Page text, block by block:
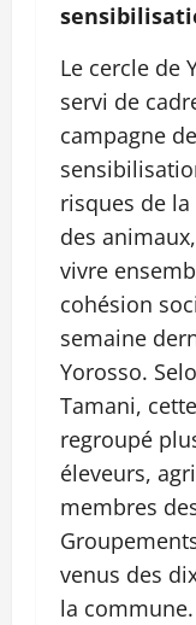
Le cercle de
servi de
campagne de
risques de
des
vivre
cohésion
semaine
Yorosso.
Tamani,
regroupé
éleveurs,
membres
venus des
la